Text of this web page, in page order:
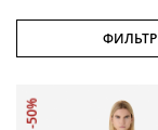
ФИЛЬТР
-50%